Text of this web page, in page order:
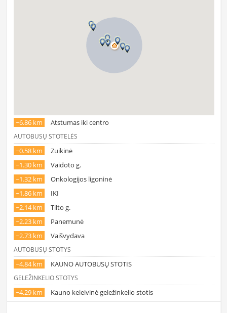
~6.86 km Atstumas iki centro
AUTOBUSŲ STOTELĖS
~0.58 km
Zuikinė
~1.30 km
Vaidoto g.
~1.32 km
Onkologijos ligoninė
~1.86 km
IKI
~2.14 km
Tilto g.
~2.23 km
Panemunė
~2.73 km
Vaišvydava
AUTOBUSŲ STOTYS
~4.84 km KAUNO AUTOBUSŲ STOTIS
GELEŽINKELIO STOTYS
~4.29 km Kauno keleivinė geležinkelio stotis